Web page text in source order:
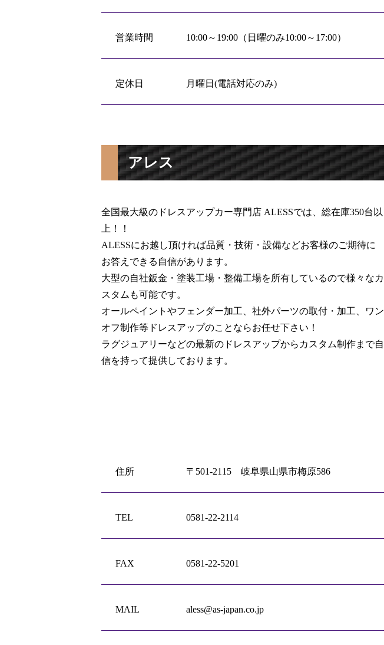
営業時間 10:00～19:00（日曜のみ10:00～17:00）
定休日 月曜日(電話対応のみ)
アレス
全国最大級のドレスアップカー専門店 ALESSでは、総在庫350台以
上！！
ALESSにお越し頂ければ品質・技術・設備などお客様のご期待に
お答えできる自信があります。
大型の自社鈑金・塗装工場・整備工場を所有しているので様々なカ
スタムも可能です。
オールペイントやフェンダー加工、社外パーツの取付・加工、ワン
オフ制作等ドレスアップのことならお任せ下さい！
ラグジュアリーなどの最新のドレスアップからカスタム制作まで自
信を持って提供しております。
住所 〒501-2115 岐阜県山県市梅原586
TEL 0581-22-2114
FAX 0581-22-5201
MAIL aless@as-japan.co.jp